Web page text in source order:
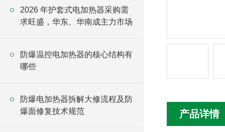
2026 年护套式电加热器采购需
求旺盛，华东、华南成主力市场
防爆温控电加热器的核心结构有
哪些
防爆电加热器拆解大修流程及防
爆面修复技术规范
产品详情